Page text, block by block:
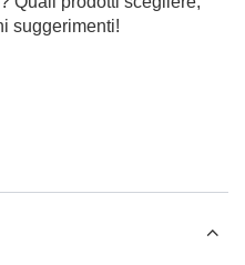
suggerimenti!